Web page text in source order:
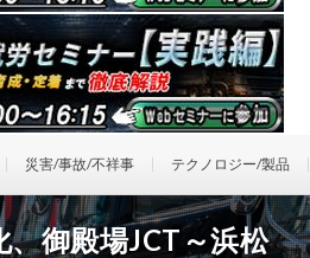
災害/事故/不祥事 テクノロジー/製品
御殿場JCT～浜松